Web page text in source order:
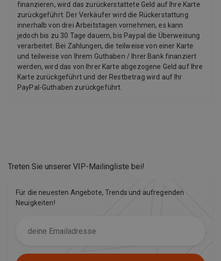
finanzieren, wird das zurückerstattete Geld auf Ihre Karte
zurückgeführt. Der Verkäufer wird die Rückerstattung
innerhalb von drei Arbeitstagen vornehmen, es kann
jedoch bis zu 30 Tage dauern, bis Paypal die Überweisung
verarbeitet. Bei Zahlungen, die teilweise von einer Karte
und teilweise von Ihrem Guthaben / Ihrer Bank finanziert
werden, wird das von Ihrer Karte abgezogene Geld auf Ihre
Karte zurückgeführt und der Restbetrag wird auf Ihr
PayPal-Guthaben zurückgeführt.
Treten Sie unserer VIP-Mailingliste bei!
Für die neuesten Angebote, Trends und aufregenden
Neuigkeiten!